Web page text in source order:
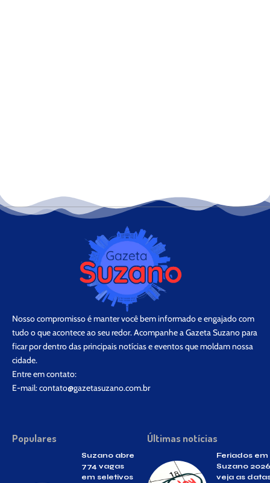
Nosso compromisso é manter você bem informado e engajado com
tudo o que acontece ao seu redor. Acompanhe a Gazeta Suzano para
ficar por dentro das principais notícias e eventos que moldam nossa
cidade.
Entre em contato:
E-mail:contato@gazetasuzano.com.br
Populares
Suzano abre
774 vagas
em seletivos
Últimas notícias
Feriados em
Suzano
veja as